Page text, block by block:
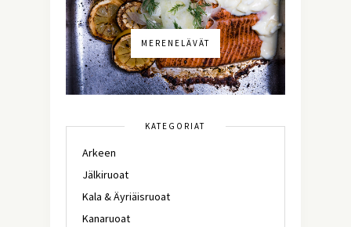
MERENELÄVÄT
KATEGORIAT
Arkeen
Jälkiruoat
Kala & Äyriäisruoat
Kanaruoat